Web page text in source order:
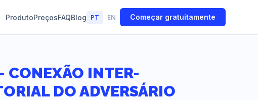
ProdutoPreçosFAQBlog PT EN Começar gratuitamente
CONEXÃO INTER-
DO ADVERSÁRIO